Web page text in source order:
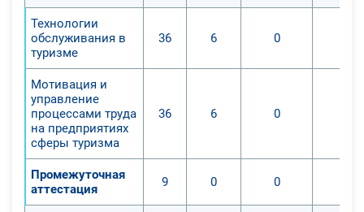
Технологии
обслуживания в
туризме
36 6 0
Мотивация и
управление
процессами труда
на предприятиях
сферы туризма
36 6 0
Промежуточная
аттестация
9 0 0